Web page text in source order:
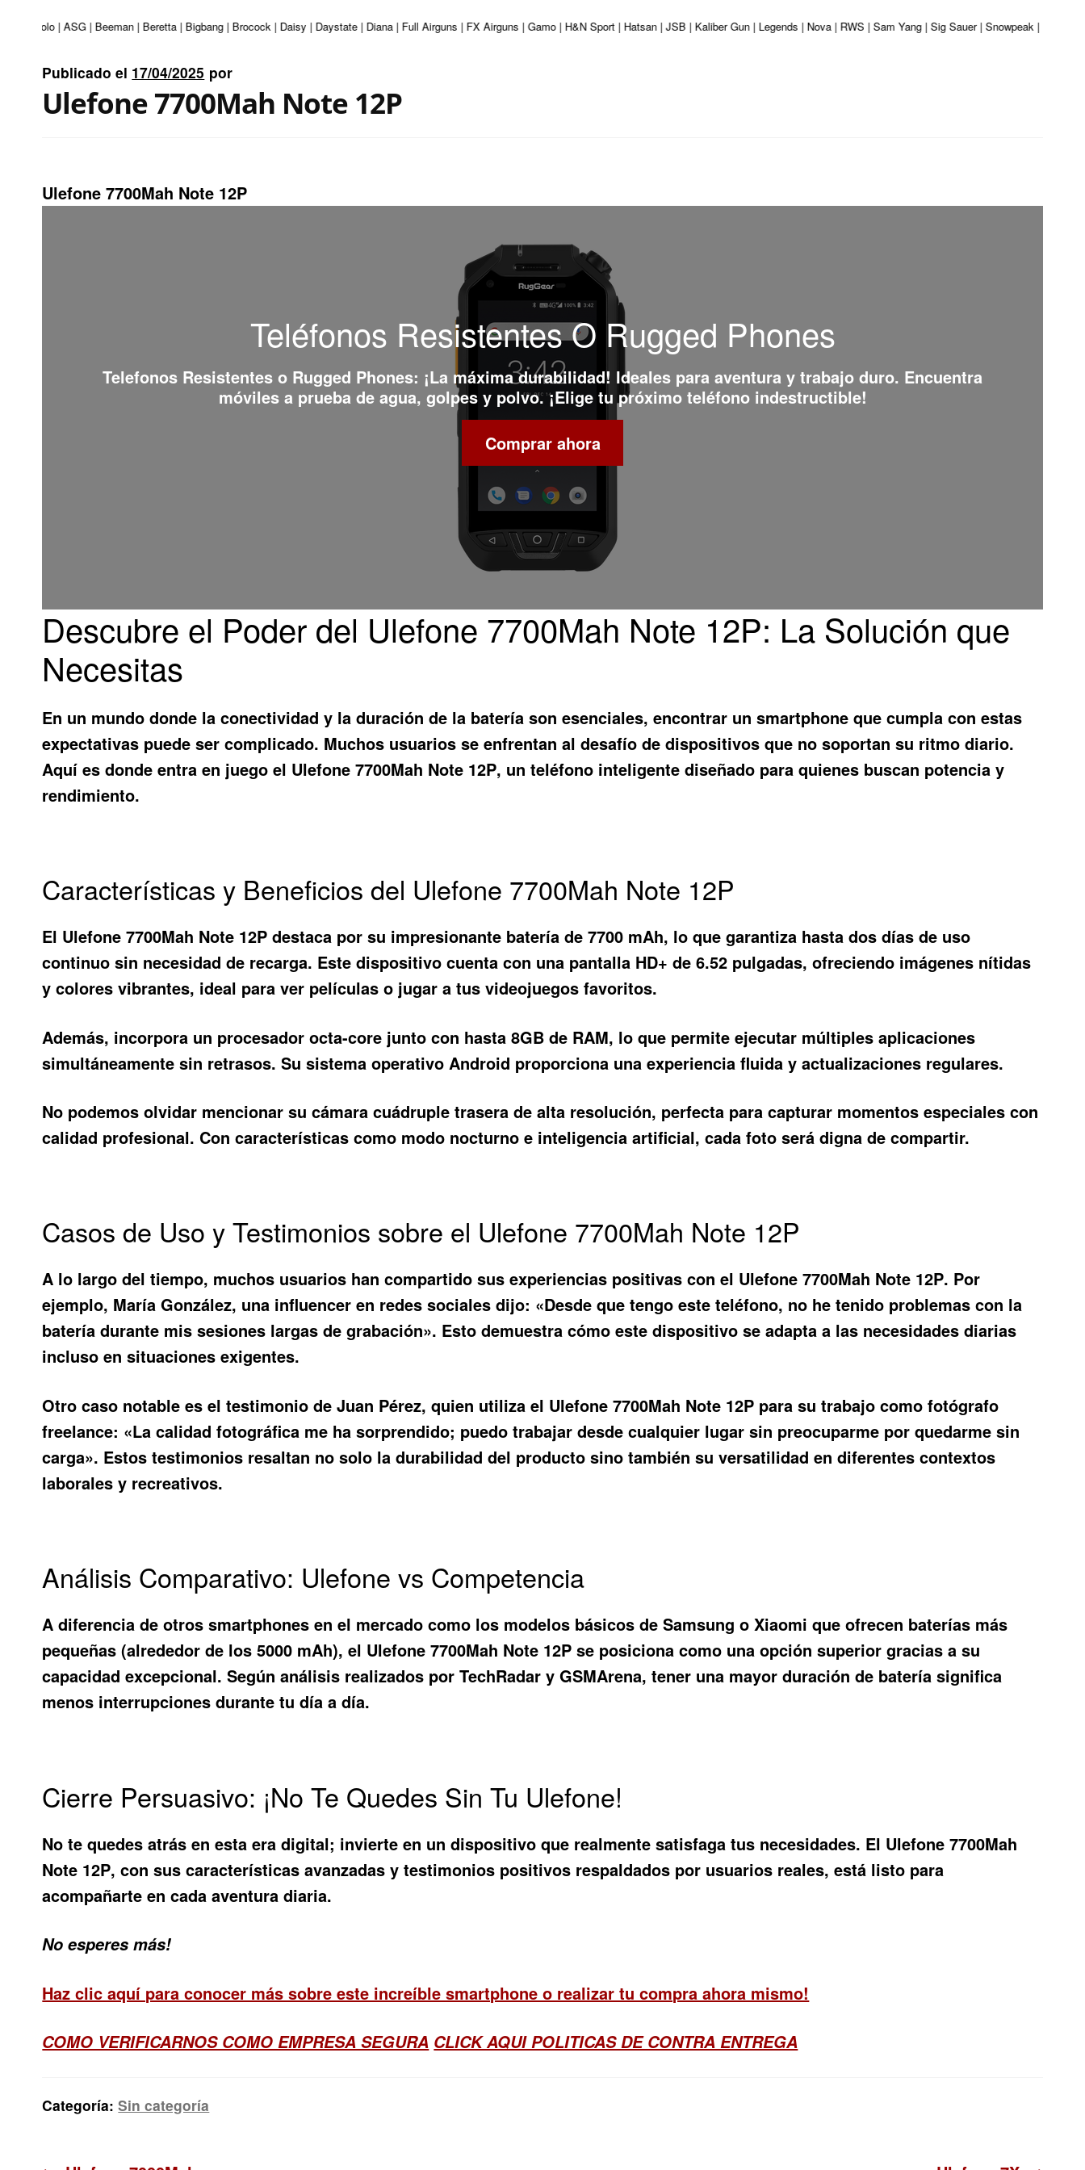
Apolo | ASG | Beeman | Beretta | Bigbang | Brocock | Daisy | Daystate | Diana | Full Airguns | FX Airguns | Gamo | H&N Sport | Hatsan | JSB | Kaliber Gun | Legends | Nova | RWS | Sam Yang | Sig Sauer | Snowpeak | Umarex |
Publicado el 17/04/2025 por
Ulefone 7700Mah Note 12P
Ulefone 7700Mah Note 12P
Teléfonos Resistentes O Rugged Phones
Telefonos Resistentes o Rugged Phones: ¡La máxima durabilidad! Ideales para aventura y trabajo duro. Encuentra
móviles a prueba de agua, golpes y polvo. ¡Elige tu próximo teléfono indestructible!
Comprar ahora
Descubre el Poder del Ulefone 7700Mah Note 12P: La Solución que
Necesitas
En un mundo donde la conectividad y la duración de la batería son esenciales, encontrar un smartphone que cumpla con estas
expectativas puede ser complicado. Muchos usuarios se enfrentan al desafío de dispositivos que no soportan su ritmo diario.
Aquí es donde entra en juego el Ulefone 7700Mah Note 12P, un teléfono inteligente diseñado para quienes buscan potencia y
rendimiento.
Características y Beneficios del Ulefone 7700Mah Note 12P
El Ulefone 7700Mah Note 12P destaca por su impresionante batería de 7700 mAh, lo que garantiza hasta dos días de uso
continuo sin necesidad de recarga. Este dispositivo cuenta con una pantalla HD+ de 6.52 pulgadas, ofreciendo imágenes nítidas
y colores vibrantes, ideal para ver películas o jugar a tus videojuegos favoritos.
Además, incorpora un procesador octa-core junto con hasta 8GB de RAM, lo que permite ejecutar múltiples aplicaciones
simultáneamente sin retrasos. Su sistema operativo Android proporciona una experiencia fluida y actualizaciones regulares.
No podemos olvidar mencionar su cámara cuádruple trasera de alta resolución, perfecta para capturar momentos especiales con
calidad profesional. Con características como modo nocturno e inteligencia artificial, cada foto será digna de compartir.
Casos de Uso y Testimonios sobre el Ulefone 7700Mah Note 12P
A lo largo del tiempo, muchos usuarios han compartido sus experiencias positivas con el Ulefone 7700Mah Note 12P. Por
ejemplo, María González, una influencer en redes sociales dijo: «Desde que tengo este teléfono, no he tenido problemas con la
batería durante mis sesiones largas de grabación». Esto demuestra cómo este dispositivo se adapta a las necesidades diarias
incluso en situaciones exigentes.
Otro caso notable es el testimonio de Juan Pérez, quien utiliza el Ulefone 7700Mah Note 12P para su trabajo como fotógrafo
freelance: «La calidad fotográfica me ha sorprendido; puedo trabajar desde cualquier lugar sin preocuparme por quedarme sin
carga». Estos testimonios resaltan no solo la durabilidad del producto sino también su versatilidad en diferentes contextos
laborales y recreativos.
Análisis Comparativo: Ulefone vs Competencia
A diferencia de otros smartphones en el mercado como los modelos básicos de Samsung o Xiaomi que ofrecen baterías más
pequeñas (alrededor de los 5000 mAh), el Ulefone 7700Mah Note 12P se posiciona como una opción superior gracias a su
capacidad excepcional. Según análisis realizados por TechRadar y GSMArena, tener una mayor duración de batería significa
menos interrupciones durante tu día a día.
Cierre Persuasivo: ¡No Te Quedes Sin Tu Ulefone!
No te quedes atrás en esta era digital; invierte en un dispositivo que realmente satisfaga tus necesidades. El Ulefone 7700Mah
Note 12P, con sus características avanzadas y testimonios positivos respaldados por usuarios reales, está listo para
acompañarte en cada aventura diaria.
No esperes más!
Haz clic aquí para conocer más sobre este increíble smartphone o realizar tu compra ahora mismo!
COMO VERIFICARNOS COMO EMPRESA SEGURA CLICK AQUI POLITICAS DE CONTRA ENTREGA
Categoría:Sin categoría